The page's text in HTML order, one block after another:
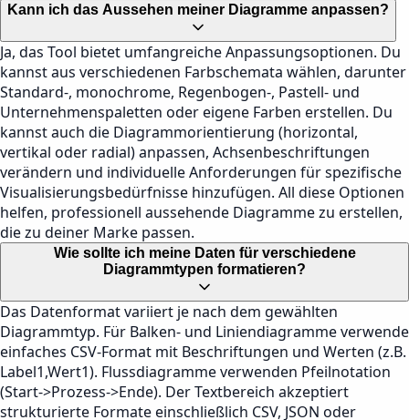
Kann ich das Aussehen meiner Diagramme anpassen?
Ja, das Tool bietet umfangreiche Anpassungsoptionen. Du
kannst aus verschiedenen Farbschemata wählen, darunter
Standard-, monochrome, Regenbogen-, Pastell- und
Unternehmenspaletten oder eigene Farben erstellen. Du
kannst auch die Diagrammorientierung (horizontal,
vertikal oder radial) anpassen, Achsenbeschriftungen
verändern und individuelle Anforderungen für spezifische
Visualisierungsbedürfnisse hinzufügen. All diese Optionen
helfen, professionell aussehende Diagramme zu erstellen,
die zu deiner Marke passen.
Wie sollte ich meine Daten für verschiedene
Diagrammtypen formatieren?
Das Datenformat variiert je nach dem gewählten
Diagrammtyp. Für Balken- und Liniendiagramme verwende
einfaches CSV-Format mit Beschriftungen und Werten (z.B.
Label1,Wert1). Flussdiagramme verwenden Pfeilnotation
(Start->Prozess->Ende). Der Textbereich akzeptiert
strukturierte Formate einschließlich CSV, JSON oder